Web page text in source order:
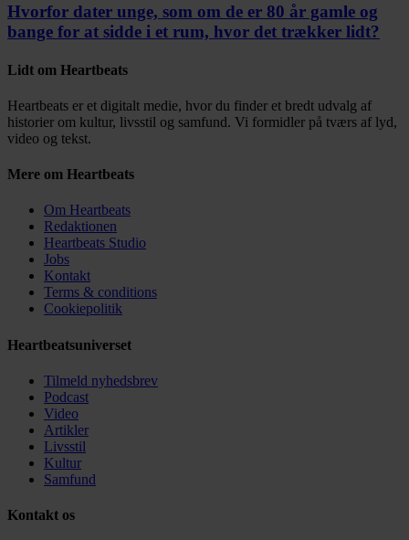
Hvorfor dater unge, som om de er 80 år gamle og
bange for at sidde i et rum, hvor det trækker lidt?
Lidt om Heartbeats
Heartbeats er et digitalt medie, hvor du finder et bredt udvalg af
historier om kultur, livsstil og samfund. Vi formidler på tværs af lyd,
video og tekst.
Mere om Heartbeats
Om Heartbeats
Redaktionen
Heartbeats Studio
Jobs
Kontakt
Terms & conditions
Cookiepolitik
Heartbeatsuniverset
Tilmeld nyhedsbrev
Podcast
Video
Artikler
Livsstil
Kultur
Samfund
Kontakt os